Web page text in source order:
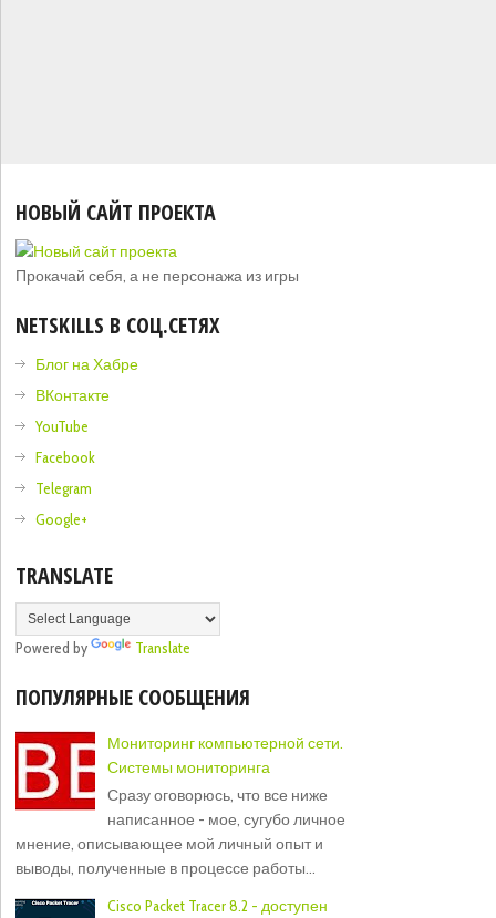
НОВЫЙ САЙТ ПРОЕКТА
Прокачай себя, а не персонажа из игры
NETSKILLS В СОЦ.СЕТЯХ
Блог на Хабре
ВКонтакте
YouTube
Facebook
Telegram
Google+
TRANSLATE
Powered by Translate
ПОПУЛЯРНЫЕ СООБЩЕНИЯ
Мониторинг компьютерной сети.
Системы мониторинга
Сразу оговорюсь, что все ниже
написанное - мое, сугубо личное
мнение, описывающее мой личный опыт и
выводы, полученные в процессе работы...
Cisco Packet Tracer 8.2 - доступен